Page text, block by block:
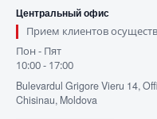
Центральный офис
Прием клиентов
Пон - Пят
10:00 - 17:00
Bulevardul Grigore Vieru 14,
Chisinau, Moldova